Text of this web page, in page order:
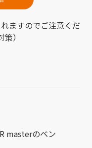
ますのでご注意くだ
）
masterのベン